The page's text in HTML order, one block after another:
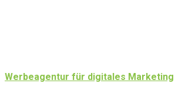
Werbeagentur für digitales Marketing